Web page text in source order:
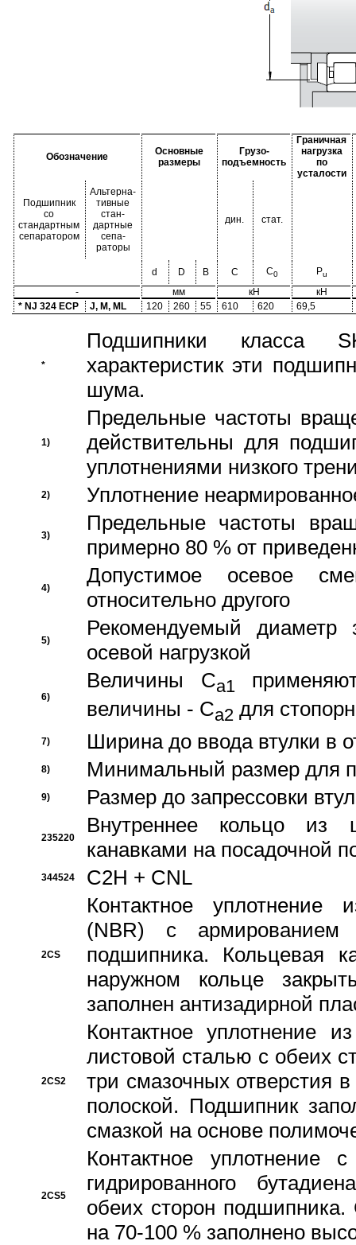
Обозначение
Основные
размеры
Грузо-
подъемность
Граничная
нагрузка
по
усталости
Подшипник
со
стандартным
сепаратором
Альтерна-
тивные
стан-
дартные
сепа-
раторы
дин. стат.
d D B C C0 Pu
- мм кН
кН
* NJ 324 ECP
J, M, ML 120 260 55 610 620 69,5
*
Подшипники класса
характеристик эти
шума.
1)
Предельные частоты
действительны для
уплотнениями низкого
2) Уплотнение
3)
Предельные частоты
примерно 80 % от
4)
Допустимое осевое
относительно другого
5)
Рекомендуемый диаметр
осевой нагрузкой
6)
Величины Ca1
величины - Ca2 для
7) Ширина до ввода втулки в
8) Минимальный размер для
9) Размер до запрессовки
235220
Внутреннее кольцо из
канавками на посадочной
344524 C2H + CNL
2CS
Контактное уплотнение
(NBR) с
подшипника. Кольцевая
наружном кольце
заполнен антизадирной
2CS2
Контактное уплотнение
листовой сталью с обеих
три смазочных отверстия
полоской. Подшипник
смазкой на основе
2CS5
Контактное уплотнение
гидрированного
обеих сторон
на 70-100 % заполнено